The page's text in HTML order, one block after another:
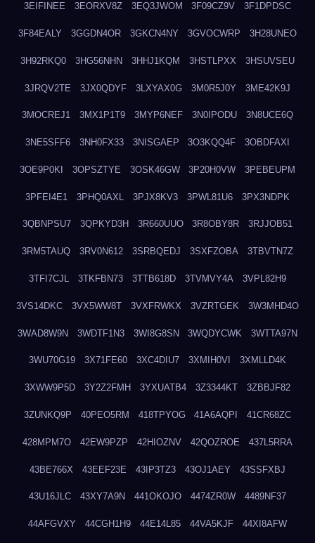
3EIFINEE 3EORXV8Z 3EQ3JWOM 3F09CZ9V 3F1DPDSC
3F84EALY 3GGDN4OR 3GKCN4NY 3GVOCWRP 3H28UNEO
3H92RKQ0 3HG56NHN 3HHJ1KQM 3HSTLPXX 3HSUVSEU
3JRQV2TE 3JX0QDYF 3LXYAX0G 3M0R5J0Y 3ME42K9J
3MOCREJ1 3MX1P1T9 3MYP6NEF 3N0IPODU 3N8UCE6Q
3NE5SFF6 3NH0FX33 3NISGAEP 3O3KQQ4F 3OBDFAXI
3OE9P0KI 3OPSZTYE 3OSK46GW 3P20H0VW 3PEBEUPM
3PFEI4E1 3PHQ0AXL 3PJX8KV3 3PWL81U6 3PX3NDPK
3QBNPSU7 3QPKYD3H 3R660UUO 3R8OBY8R 3RJJOB51
3RM5TAUQ 3RV0N612 3SRBQEDJ 3SXFZOBA 3TBVTN7Z
3TFI7CJL 3TKFBN73 3TTB618D 3TVMVY4A 3VPL82H9
3VS14DKC 3VX5WW8T 3VXFRWKX 3VZRTGEK 3W3MHD4O
3WAD8W9N 3WDTF1N3 3WI8G8SN 3WQDYCWK 3WTTA97N
3WU70G19 3X71FE60 3XC4DIU7 3XMIH0VI 3XMLLD4K
3XWW9P5D 3Y2Z2FMH 3YXUATB4 3Z3344KT 3ZBBJF82
3ZUNKQ9P 40PEO5RM 418TPYOG 41A6AQPI 41CR68ZC
428MPM7O 42EW9PZP 42HIOZNV 42QOZROE 437L5RRA
43BE766X 43EEF23E 43IP3TZ3 43OJ1AEY 43SSFXBJ
43U16JLC 43XY7A9N 441OKOJO 4474ZR0W 4489NF37
44AFGVXY 44CGH1H9 44E14L85 44VA5KJF 44XI8AFW